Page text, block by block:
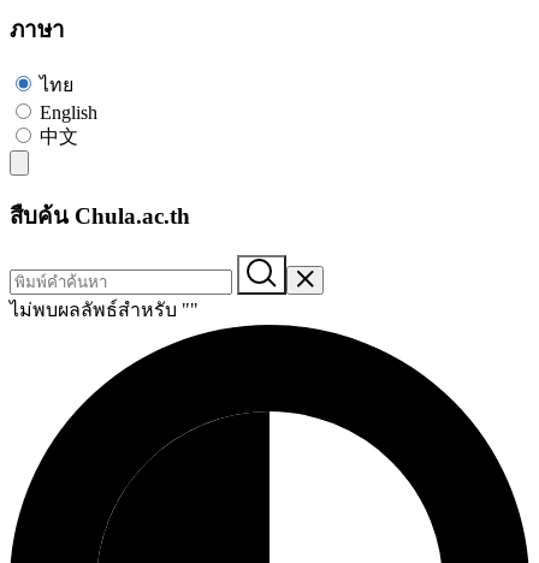
ภาษา
ไทย
English
中文
สืบค้น Chula.ac.th
ไม่พบผลลัพธ์สำหรับ ""